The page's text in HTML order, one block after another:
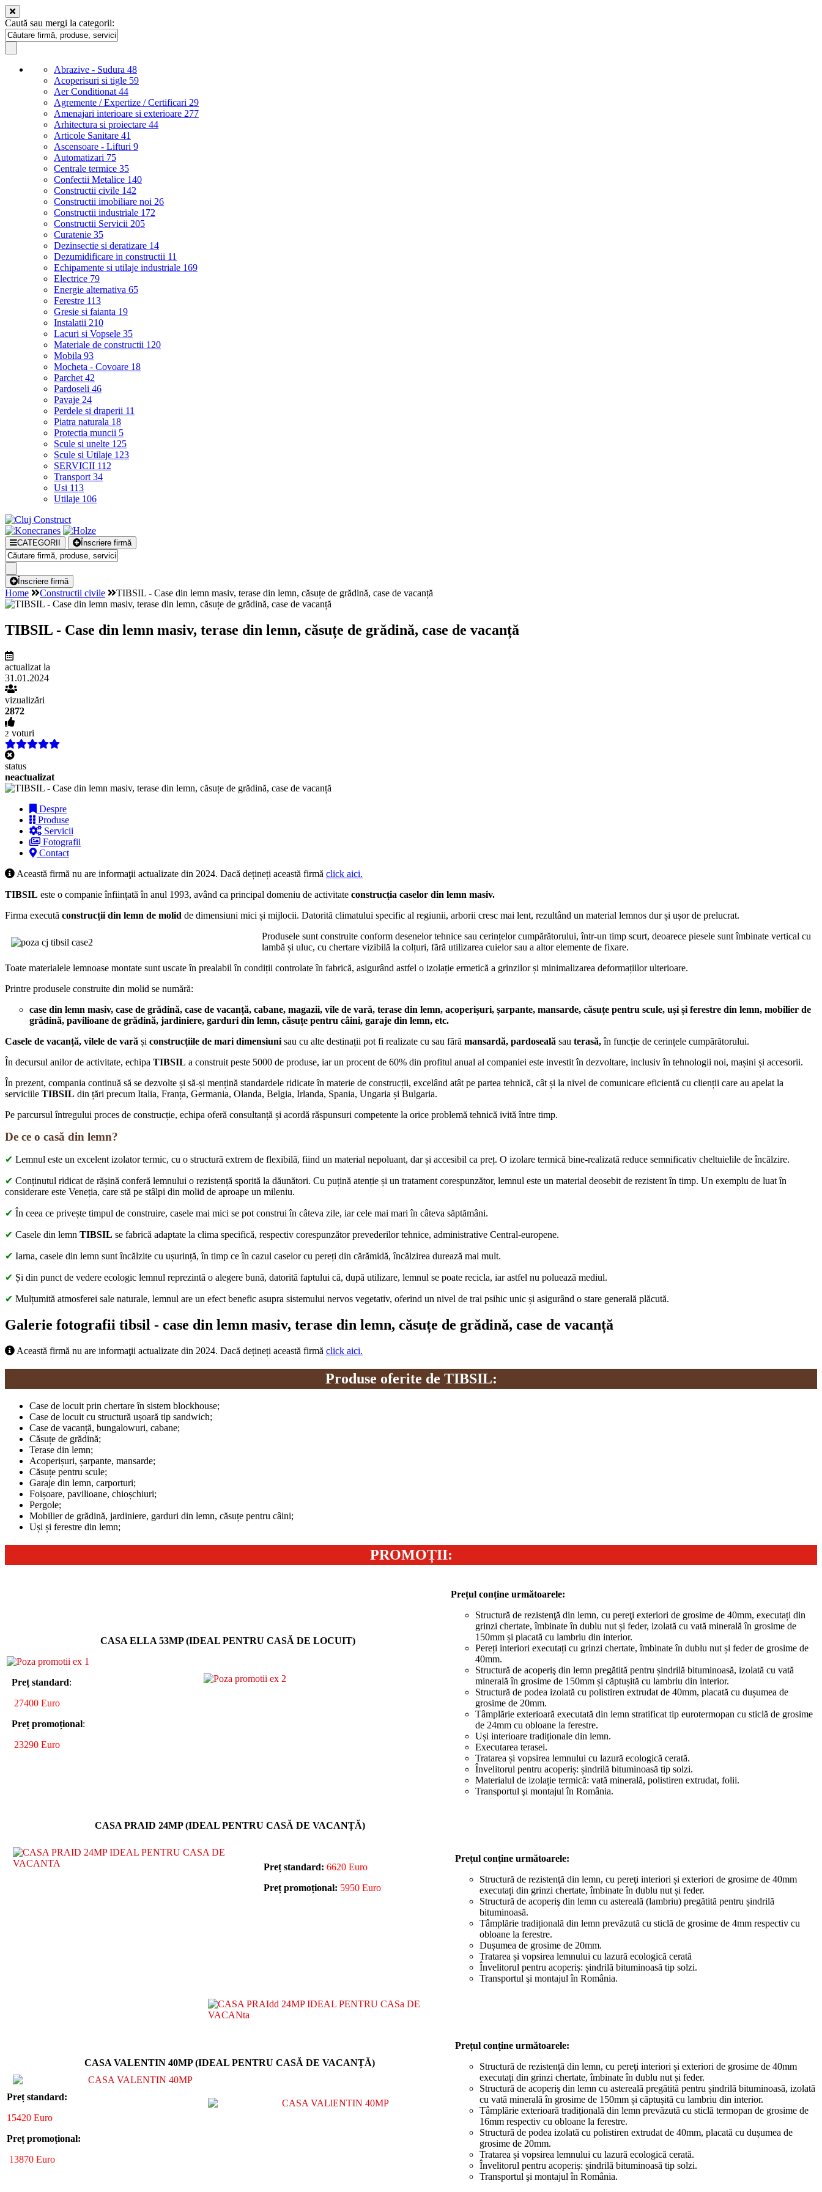
Caută sau mergi la categorii:
Abrazive - Sudura 48
Acoperisuri si tigle 59
Aer Conditionat 44
Agremente / Expertize / Certificari 29
Amenajari interioare si exterioare 277
Arhitectura si proiectare 44
Articole Sanitare 41
Ascensoare - Lifturi 9
Automatizari 75
Centrale termice 35
Confectii Metalice 140
Constructii civile 142
Constructii imobiliare noi 26
Constructii industriale 172
Constructii Servicii 205
Curatenie 35
Dezinsectie si deratizare 14
Dezumidificare in constructii 11
Echipamente si utilaje industriale 169
Electrice 79
Energie alternativa 65
Ferestre 113
Gresie si faianta 19
Instalatii 210
Lacuri si Vopsele 35
Materiale de constructii 120
Mobila 93
Mocheta - Covoare 18
Parchet 42
Pardoseli 46
Pavaje 24
Perdele si draperii 11
Piatra naturala 18
Protectia muncii 5
Scule si unelte 125
Scule si Utilaje 123
SERVICII 112
Transport 34
Usi 113
Utilaje 106
CATEGORII Înscriere firmă
Înscriere firmă
Home Constructii civile TIBSIL - Case din lemn masiv, terase din lemn, căsuțe de grădină, case de vacanță
TIBSIL - Case din lemn masiv, terase din lemn, căsuțe de grădină, case de vacanță
actualizat la
31.01.2024
vizualizări
2872
2 voturi
status
neactualizat
Despre
Produse
Servicii
Fotografii
Contact
Această firmă nu are informaţii actualizate din 2024. Dacă dețineți această firmă click aici.
TIBSIL este o companie înființată în anul 1993, având ca principal domeniu de activitate construcția caselor din lemn masiv.
Firma execută construcții din lemn de molid de dimensiuni mici și mijlocii. Datorită climatului specific al regiunii, arborii cresc mai lent, rezultând un material lemnos dur și ușor de prelucrat.
Produsele sunt construite conform desenelor tehnice sau cerințelor cumpărătorului, într-un timp scurt, deoarece piesele sunt îmbinate vertical cu
lambă și uluc, cu chertare vizibilă la colțuri, fără utilizarea cuielor sau a altor elemente de fixare.
Toate materialele lemnoase montate sunt uscate în prealabil în condiții controlate în fabrică, asigurând astfel o izolație ermetică a grinzilor și minimalizarea deformațiilor ulterioare.
Printre produsele construite din molid se numără:
case din lemn masiv, case de grădină, case de vacanță, cabane, magazii, vile de vară, terase din lemn, acoperișuri, șarpante, mansarde, căsuțe pentru scule, uși și ferestre din lemn, mobilier de
grădină, pavilioane de grădină, jardiniere, garduri din lemn, căsuțe pentru câini, garaje din lemn, etc.
Casele de vacanță, vilele de vară și construcțiile de mari dimensiuni sau cu alte destinații pot fi realizate cu sau fără mansardă, pardoseală sau terasă,în funcție de cerințele cumpărătorului.
În decursul anilor de activitate, echipa TIBSIL a construit peste 5000 de produse, iar un procent de 60% din profitul anual al companiei este investit în dezvoltare, inclusiv în tehnologii noi, mașini și accesorii.
În prezent, compania continuă să se dezvolte și să-și mențină standardele ridicate în materie de construcții, excelând atât pe partea tehnică, cât și la nivel de comunicare eficientă cu clienții care au apelat la
serviciile TIBSIL din țări precum Italia, Franța, Germania, Olanda, Belgia, Irlanda, Spania, Ungaria și Bulgaria.
Pe parcursul întregului proces de construcție, echipa oferă consultanță și acordă răspunsuri competente la orice problemă tehnică ivită între timp.
De ce o casă din lemn?
✔ Lemnul este un excelent izolator termic, cu o structură extrem de flexibilă, fiind un material nepoluant, dar și accesibil ca preț. O izolare termică bine-realizată reduce semnificativ cheltuielile de încălzire.
✔ Conținutul ridicat de rășină conferă lemnului o rezistență sporită la dăunători. Cu puțină atenție și un tratament corespunzător, lemnul este un material deosebit de rezistent în timp. Un exemplu de luat în
considerare este Veneția, care stă pe stâlpi din molid de aproape un mileniu.
✔ În ceea ce privește timpul de construire, casele mai mici se pot construi în câteva zile, iar cele mai mari în câteva săptămâni.
✔ Casele din lemn TIBSIL se fabrică adaptate la clima specifică, respectiv corespunzător prevederilor tehnice, administrative Central-europene.
✔ Iarna, casele din lemn sunt încălzite cu ușurință, în timp ce în cazul caselor cu pereți din cărămidă, încălzirea durează mai mult.
✔ Și din punct de vedere ecologic lemnul reprezintă o alegere bună, datorită faptului că, după utilizare, lemnul se poate recicla, iar astfel nu poluează mediul.
✔ Mulțumită atmosferei sale naturale, lemnul are un efect benefic asupra sistemului nervos vegetativ, oferind un nivel de trai psihic unic și asigurând o stare generală plăcută.
Galerie fotografii tibsil - case din lemn masiv, terase din lemn, căsuțe de grădină, case de vacanță
Această firmă nu are informaţii actualizate din 2024. Dacă dețineți această firmă click aici.
Produse oferite de TIBSIL:
Case de locuit prin chertare în sistem blockhouse;
Case de locuit cu structură ușoară tip sandwich;
Case de vacanță, bungalowuri, cabane;
Căsuțe de grădină;
Terase din lemn;
Acoperișuri, șarpante, mansarde;
Căsuțe pentru scule;
Garaje din lemn, carporturi;
Foișoare, pavilioane, chioșchiuri;
Pergole;
Mobilier de grădină, jardiniere, garduri din lemn, căsuțe pentru câini;
Uși și ferestre din lemn;
PROMOȚII:
CASA ELLA 53MP (IDEAL PENTRU CASĂ DE LOCUIT)
Preț standard:
27400 Euro
Preț promoțional:
23290 Euro
Prețul conține următoarele:
Structură de rezistenţă din lemn, cu pereţi exteriori de grosime de 40mm, executați din
grinzi chertate, îmbinate în dublu nut și feder, izolată cu vată minerală în grosime de
150mm și placată cu lambriu din interior.
Pereți interiori executați cu grinzi chertate, îmbinate în dublu nut și feder de grosime de
40mm.
Structură de acoperiş din lemn pregătită pentru șindrilă bituminoasă, izolată cu vată
minerală în grosime de 150mm și căptușită cu lambriu din interior.
Structură de podea izolată cu polistiren extrudat de 40mm, placată cu dușumea de
grosime de 20mm.
Tâmplărie exterioară executată din lemn stratificat tip eurotermopan cu sticlă de grosime
de 24mm cu obloane la ferestre.
Uși interioare tradiționale din lemn.
Executarea terasei.
Tratarea și vopsirea lemnului cu lazură ecologică cerată.
Învelitorul pentru acoperiș: șindrilă bituminoasă tip solzi.
Materialul de izolație termică: vată minerală, polistiren extrudat, folii.
Transportul şi montajul în România.
CASA PRAID 24MP (IDEAL PENTRU CASĂ DE VACANȚĂ)
Preț standard: 6620 Euro
Preț promoțional: 5950 Euro
Prețul conține următoarele:
Structură de rezistenţă din lemn, cu pereţi interiori și exteriori de grosime de 40mm
executați din grinzi chertate, îmbinate în dublu nut și feder.
Structură de acoperiş din lemn cu astereală (lambriu) pregătită pentru șindrilă
bituminoasă.
Tâmplărie tradițională din lemn prevăzută cu sticlă de grosime de 4mm respectiv cu
obloane la ferestre.
Dușumea de grosime de 20mm.
Tratarea și vopsirea lemnului cu lazură ecologică cerată
Învelitorul pentru acoperiș: șindrilă bituminoasă tip solzi.
Transportul şi montajul în România.
CASA VALENTIN 40MP (IDEAL PENTRU CASĂ DE VACANȚĂ)
Preț standard:
15420 Euro
Preț promoțional:
13870 Euro
Prețul conține următoarele:
Structură de rezistenţă din lemn, cu pereţi interiori și exteriori de grosime de 40mm
executați din grinzi chertate, îmbinate în dublu nut și feder.
Structură de acoperiş din lemn cu astereală pregătită pentru șindrilă bituminoasă, izolată
cu vată minerală în grosime de 150mm și căptușită cu lambriu din interior.
Tâmplărie exterioară tradițională din lemn prevăzută cu sticlă termopan de grosime de
16mm respectiv cu obloane la ferestre.
Structură de podea izolată cu polistiren extrudat de 40mm, placată cu dușumea de
grosime de 20mm.
Tratarea și vopsirea lemnului cu lazură ecologică cerată.
Învelitorul pentru acoperiș: șindrilă bituminoasă tip solzi.
Transportul şi montajul în România.